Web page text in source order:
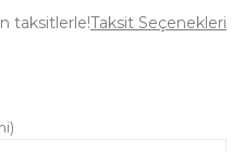
taksitlerle!Taksit Seçenekleri